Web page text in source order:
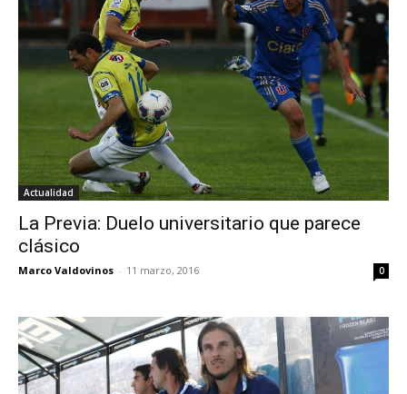
Actualidad
La Previa: Duelo universitario que parece
clásico
Marco Valdovinos - 11 marzo, 2016 0